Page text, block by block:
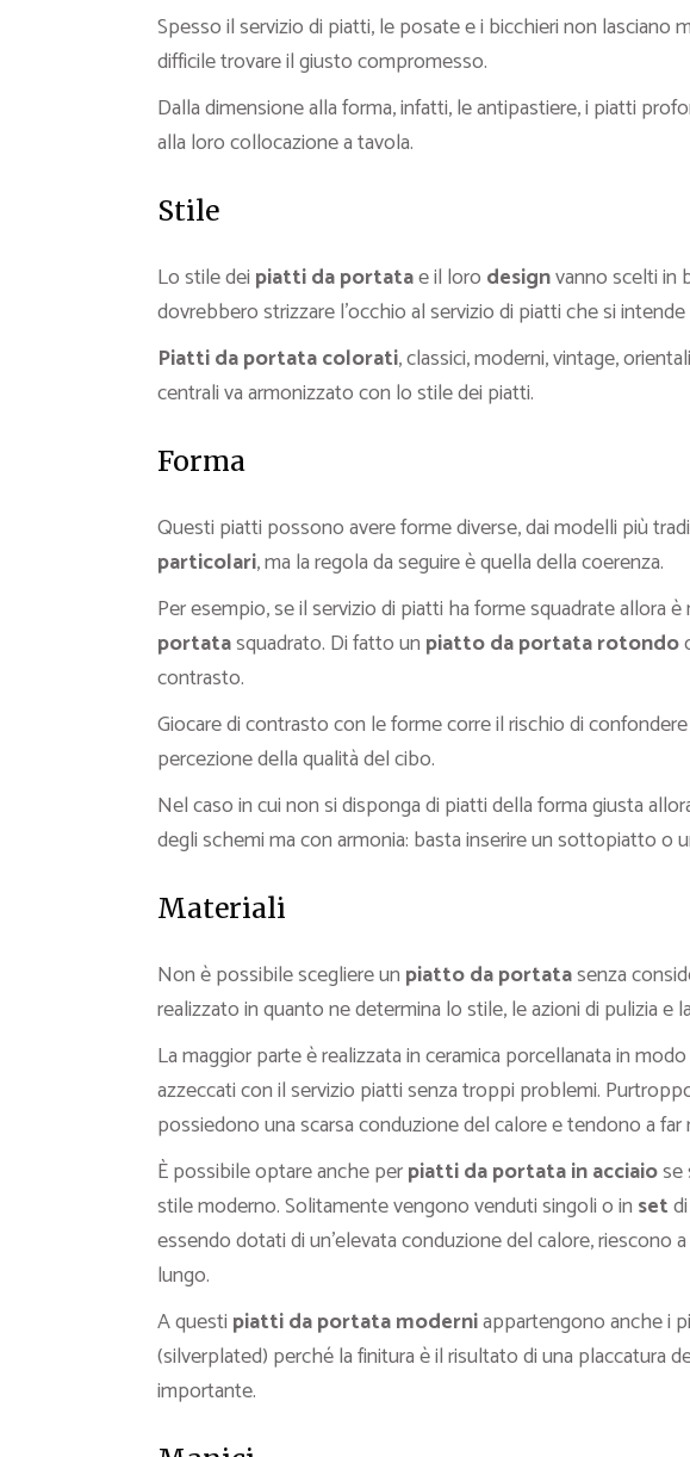
Spesso il servizio di piatti, le posate e i bicchieri non lasciano
difficile trovare il giusto compromesso.
Dalla dimensione alla forma, infatti, le antipastiere, i piatti
alla loro collocazione a tavola.
Stile
Lo stile dei piatti da portatae il loro designvanno scelti in
dovrebbero strizzare l’occhio al servizio di piatti che si intende
Piatti da portata colorati, classici, moderni, vintage,
centrali va armonizzato con lo stile dei piatti.
Forma
Questi piatti possono avere forme diverse, dai modelli più
particolari, ma la regola da seguire è quella della coerenza.
Per esempio, se il servizio di piatti ha forme squadrate allora
portatasquadrato. Di fatto un piatto da portata rotondo
contrasto.
Giocare di contrasto con le forme corre il rischio di
percezione della qualità del cibo.
Nel caso in cui non si disponga di piatti della forma giusta
degli schemi ma con armonia: basta inserire un sottopiatto o
Materiali
Non è possibile scegliere un piatto da portatasenza
realizzato in quanto ne determina lo stile, le azioni di pulizia e
La maggior parte è realizzata in ceramica porcellanata in
azzeccati con il servizio piatti senza troppi problemi.
possiedono una scarsa conduzione del calore e tendono a
È possibile optare anche perpiatti da portata in acciaiose
stile moderno. Solitamente vengono venduti singoli o in setdi
essendo dotati di un’elevata conduzione del calore, riescono
lungo.
A questi piatti da portata moderniappartengono anche i
(silverplated) perché la finitura è il risultato di una placcatura
importante.